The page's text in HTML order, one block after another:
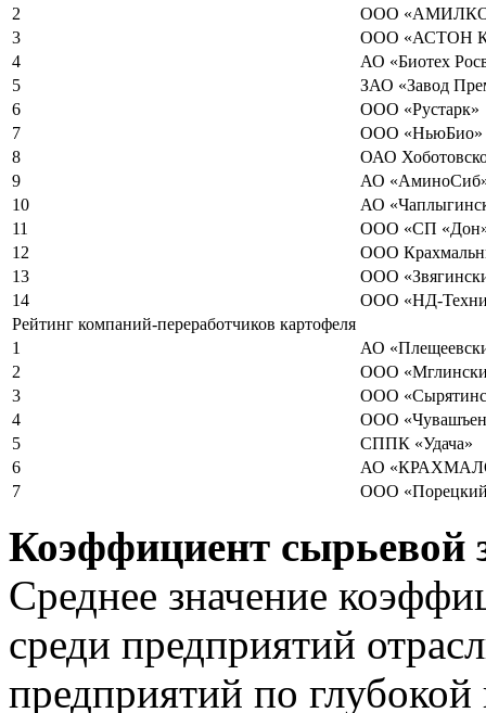
2
ООО
3
ООО «АСТОН
4
АО «Биотех
5
ЗАО «Завод
6
ООО «Рустарк»
7
ООО «НьюБио»
8
ОАО
9
АО
10
АО
11
ООО «СП
12
ООО
13
ООО
14
ООО «НД-
Рейтинг компаний-переработчиков картофеля
1
АО
2
ООО
3
ООО
4
ООО
5
СППК «Удача»
6
АО
7
ООО «Порецкий
Коэффициент сырьевой
Среднее значение
среди предприятий
предприятий по